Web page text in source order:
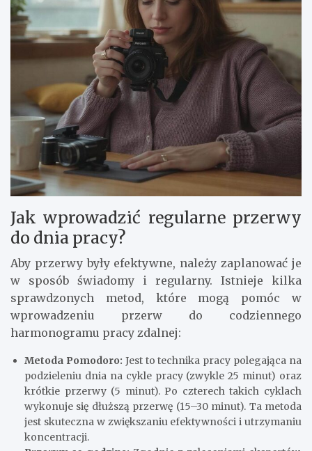
Jak wprowadzić regularne przerwy
do dnia pracy?
Aby przerwy były efektywne, należy zaplanować je
w sposób świadomy i regularny. Istnieje kilka
sprawdzonych metod, które mogą pomóc w
wprowadzeniu przerw do codziennego
harmonogramu pracy zdalnej:
Metoda Pomodoro: Jest to technika pracy polegająca na
podzieleniu dnia na cykle pracy (zwykle 25 minut) oraz
krótkie przerwy (5 minut). Po czterech takich cyklach
wykonuje się dłuższą przerwę (15–30 minut). Ta metoda
jest skuteczna w zwiększaniu efektywności i utrzymaniu
koncentracji.